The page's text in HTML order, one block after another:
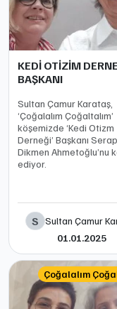
KEDİ OTİZİM
BAŞKANI
Sultan Çamur Karataş,
‘Çoğalalım Çoğaltalım’
köşemizde ‘Kedi Otizm
Derneği’ Başkanı Serap
Dikmen Ahmetoğlu’nu
ediyor.
S Sultan Çamur
01.01.2025
Çoğalalım